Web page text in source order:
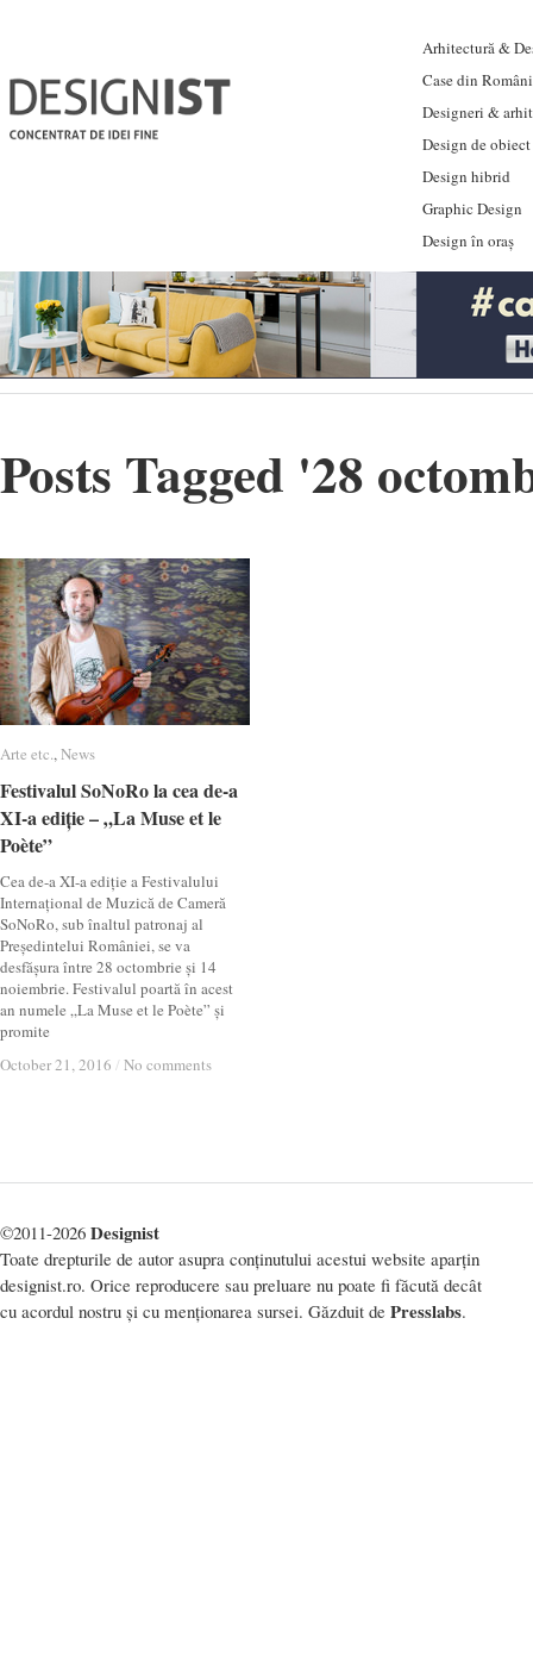
Arhitectură &
Case din
Designeri &
Design de obiect
Design hibrid
Graphic Design
Design în oraș
Posts Tagged '28
Arte etc.,News
Festivalul SoNoRo la cea de-a
XI-a ediție – „La Muse et le
Poète”
Cea de-a XI-a ediție a Festivalului
Internațional de Muzică de Cameră
SoNoRo, sub înaltul patronaj al
Președintelui României, se va
desfășura între 28 octombrie și 14
noiembrie. Festivalul poartă în acest
an numele „La Muse et le Poète” și
promite
October 21, 2016 / No comments
Arte etc. News
Festivalul SoNoRo la cea de-a
XI-a ediție – „La Muse et le
Poète”
October 21, 2016 / No comments
©2011-2026 Designist
Toate drepturile de autor asupra conținutului acestui website aparțin
designist.ro. Orice reproducere sau preluare nu poate fi făcută decât
cu acordul nostru și cu menționarea sursei. Găzduit de Presslabs.